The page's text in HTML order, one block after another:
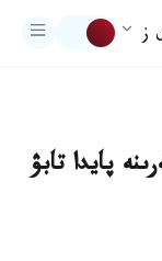
ز
پايدا تابۋ